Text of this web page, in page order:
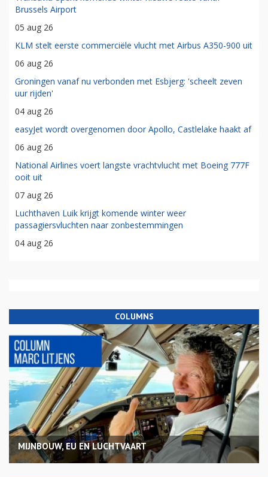
Brussels Airport
05 aug 26
KLM stelt eerste commerciële vlucht met Airbus A350-900 uit
06 aug 26
Groningen vanaf nu verbonden met Esbjerg: 'scheelt zeven
uur rijden'
04 aug 26
easyJet wordt overgenomen door Apollo, Castlelake haakt af
06 aug 26
National Airlines voert langste vrachtvlucht met Boeing 777F
ooit uit
07 aug 26
Luchthaven Luik krijgt komende winter weer
passagiersvluchten naar zonbestemmingen
04 aug 26
COLUMNS
MIJNBOUW, EU EN LUCHTVAART